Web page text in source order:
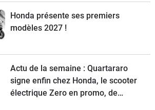
Honda présente ses premiers
modèles 2027 !
Actu de la semaine : Quartararo
signe enfin chez Honda, le scooter
électrique Zero en promo, de